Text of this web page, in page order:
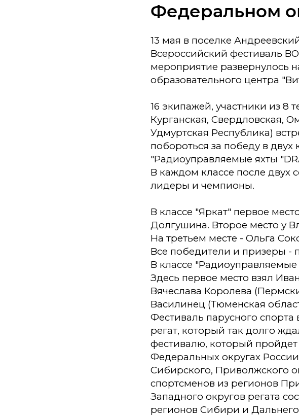
Федеральном
13 мая в поселке
Всероссийский фестиваль
мероприятие развернулось
образовательного центра
16 экипажей, участники из 8
Курганская, Свердловская,
Удмуртская Республика)
побороться за победу в двух
"Радиоуправляемые яхты
В каждом классе после двух
лидеры и чемпионы.
В классе "Яркат" первое
Долгушина. Второе место у
На третьем месте - Ольга
Все победители и призеры -
В классе "Радиоуправляемые
Здесь первое место взял
Вячеслава Королева
Василинец (Тюменская
Фестиваль парусного
регат, который так долго
фестивалю, который пройдет
Федеральных округах
Сибирского, Приволжского
спортсменов из регионов
Западного округов регата
регионов Сибири и